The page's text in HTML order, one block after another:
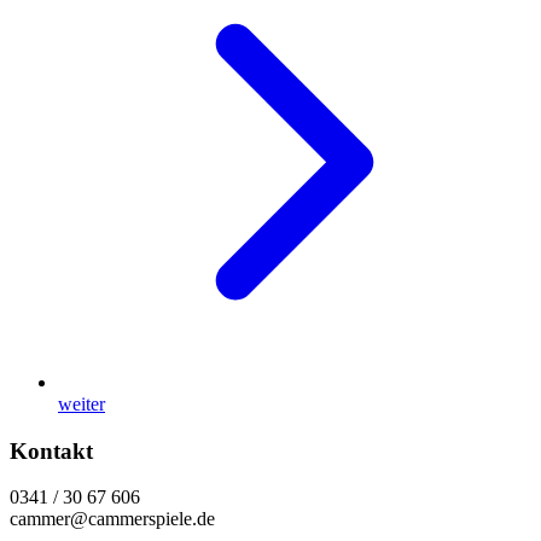
weiter
Kontakt
0341 / 30 67 606
cammer@cammerspiele.de